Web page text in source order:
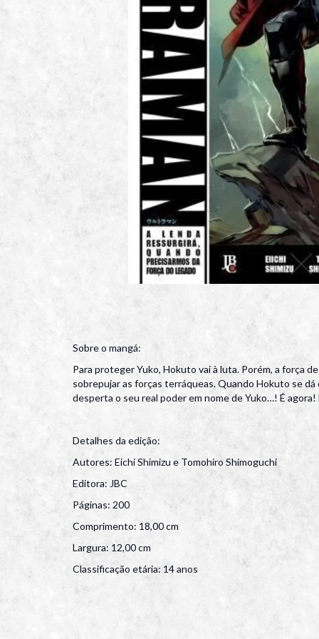
Sobre o mangá:
Para proteger Yuko, Hokuto vai à luta. Porém, a força
sobrepujar as forças terráqueas. Quando Hokuto se
desperta o seu real poder em nome de Yuko…! É
Detalhes da edição:
Autores: Eichi Shimizu e Tomohiro Shimoguchi
Editora: JBC
Páginas: 200
Comprimento: 18,00 cm
Largura: 12,00 cm
Classificação etária: 14 anos